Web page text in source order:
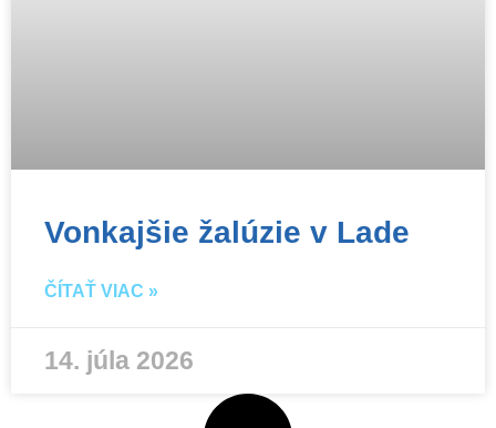
Vonkajšie žalúzie v Lade
ČÍTAŤ VIAC »
14. júla 2026